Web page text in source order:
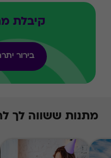
קיבלת
בירור
מתנות ששווה לך